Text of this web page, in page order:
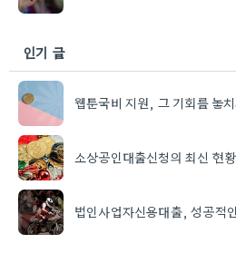
인기 글
웹툰국비 지원, 그 기회를 놓
소상공인대출신청의 최신 현
법인사업자신용대출, 성공적